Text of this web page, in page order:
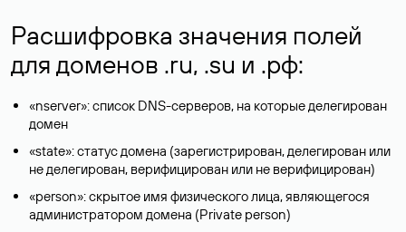
Расшифровка значения полей
для доменов .ru, .su и .рф:
«nserver»: список DNS-серверов, на которые делегирован
домен
«state»: статус домена (зарегистрирован, делегирован или
не делегирован, верифицирован или не верифицирован)
«person»: скрытое имя физического лица, являющегося
администратором домена (Privatе person)